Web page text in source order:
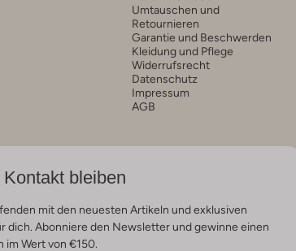
Umtauschen und
Retournieren
Garantie und Beschwerden
Kleidung und Pflege
Widerrufsrecht
Datenschutz
Impressum
AGB
bleiben
mit den neuesten Artikeln und exklusiven
dich. Abonniere den Newsletter und gewinne einen
im Wert von €150.